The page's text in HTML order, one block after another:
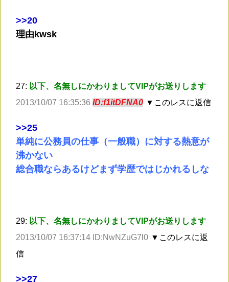
>>20
理由kwsk
27: 以下、名無しにかわりましてVIPがお送りします
2013/10/07 16:35:36 ID:f1itDFNA0 ▼このレスに返信
>>25
単純に公務員の仕事（一般職）に対する熱意が
沸かない
総合職ならあるけどまず学歴ではじかれるしな
29: 以下、名無しにかわりましてVIPがお送りします
2013/10/07 16:37:14 ID:NwNZuG7l0 ▼このレスに返
信
>>27